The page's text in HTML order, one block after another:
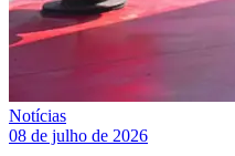
Notícias
08 de julho de 2026